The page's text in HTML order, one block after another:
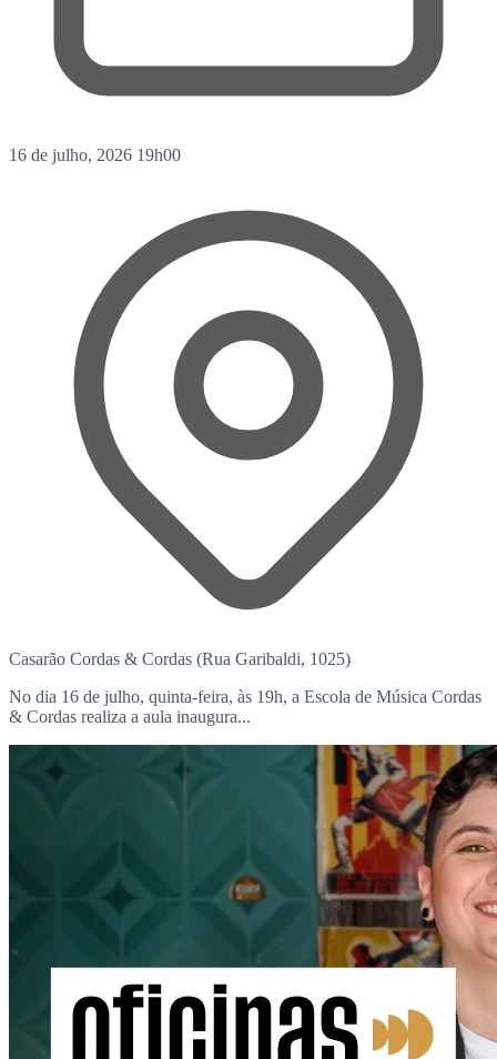
16 de julho, 2026 19h00
Casarão Cordas & Cordas (Rua Garibaldi, 1025)
No dia 16 de julho, quinta-feira, às 19h, a Escola de Música Cordas
& Cordas realiza a aula inaugura...